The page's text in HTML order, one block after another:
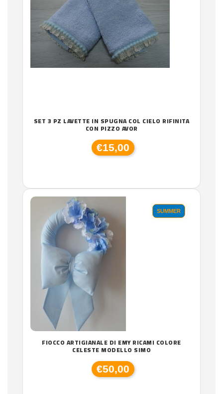
SET 3 PZ LAVETTE IN SPUGNA COL CIELO RIFINITA
CON PIZZO AVOR
€15,00
SUMMER
FIOCCO ARTIGIANALE DI EMY RICAMI COLORE
CELESTE MODELLO SIMO
€50,00